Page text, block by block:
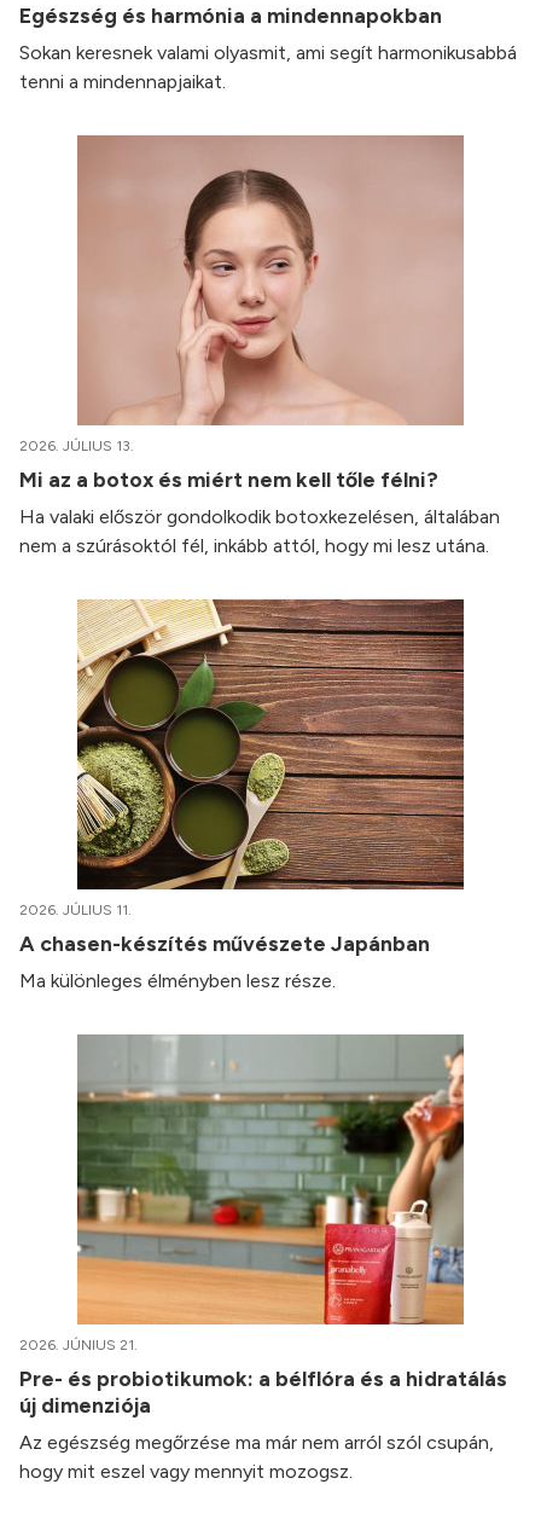
Egészség és harmónia a mindennapokban
Sokan keresnek valami olyasmit, ami segít harmonikusabbá
tenni a mindennapjaikat.
2026. JÚLIUS 13.
Mi az a botox és miért nem kell tőle félni?
Ha valaki először gondolkodik botoxkezelésen, általában
nem a szúrásoktól fél, inkább attól, hogy mi lesz utána.
2026. JÚLIUS 11.
A chasen-készítés művészete Japánban
Ma különleges élményben lesz része.
2026. JÚNIUS 21.
Pre- és probiotikumok: a bélflóra és a hidratálás
új dimenziója
Az egészség megőrzése ma már nem arról szól csupán,
hogy mit eszel vagy mennyit mozogsz.